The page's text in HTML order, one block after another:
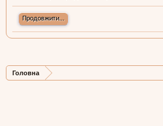
Продовжити...
Головна